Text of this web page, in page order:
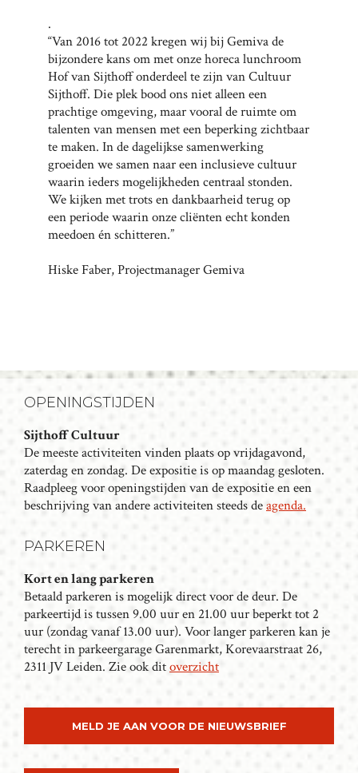
.
“Van 2016 tot 2022 kregen wij bij Gemiva de
bijzondere kans om met onze horeca lunchroom
Hof van Sijthoff onderdeel te zijn van Cultuur
Sijthoff. Die plek bood ons niet alleen een
prachtige omgeving, maar vooral de ruimte om
talenten van mensen met een beperking zichtbaar
te maken. In de dagelijkse samenwerking
groeiden we samen naar een inclusieve cultuur
waarin ieders mogelijkheden centraal stonden.
We kijken met trots en dankbaarheid terug op
een periode waarin onze cliënten echt konden
meedoen én schitteren.”
Hiske Faber, Projectmanager Gemiva
OPENINGSTIJDEN
Sijthoff Cultuur
De meeste activiteiten vinden plaats op vrijdagavond,
zaterdag en zondag. De expositie is op maandag gesloten.
Raadpleeg voor openingstijden van de expositie en een
beschrijving van andere activiteiten steeds deagenda.
PARKEREN
Kort en lang parkeren
Betaald parkeren is mogelijk direct voor de deur. De
parkeertijd is tussen 9.00 uur en 21.00 uur beperkt tot 2
uur (zondag vanaf 13.00 uur). Voor langer parkeren kan je
terecht in parkeergarage Garenmarkt, Korevaarstraat 26,
2311 JV Leiden. Zie ook ditoverzicht
MELD JE AAN VOOR DE NIEUWSBRIEF